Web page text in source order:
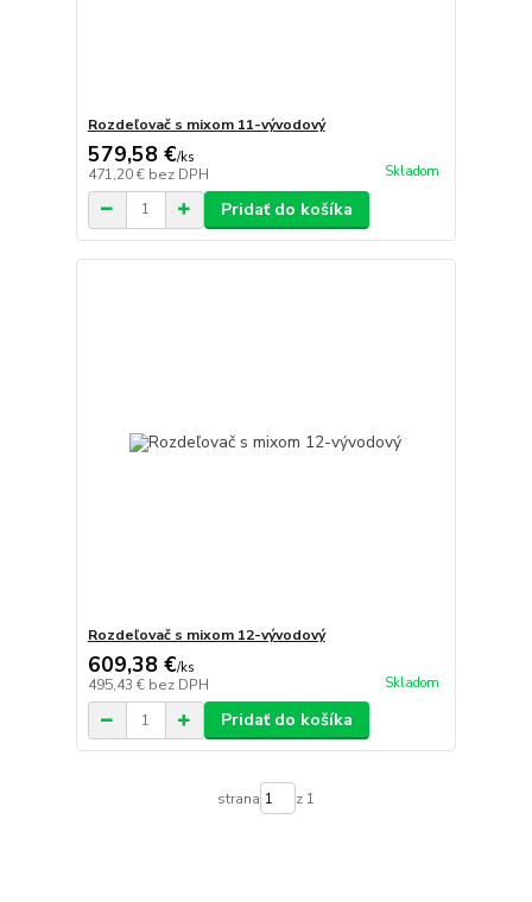
Rozdeľovač s mixom 11-vývodový
579,58 €/ks
471,20 € bez DPH Skladom
Pridať do košíka
Rozdeľovač s mixom 12-vývodový
609,38 €/ks
495,43 € bez DPH Skladom
Pridať do košíka
strana z 1